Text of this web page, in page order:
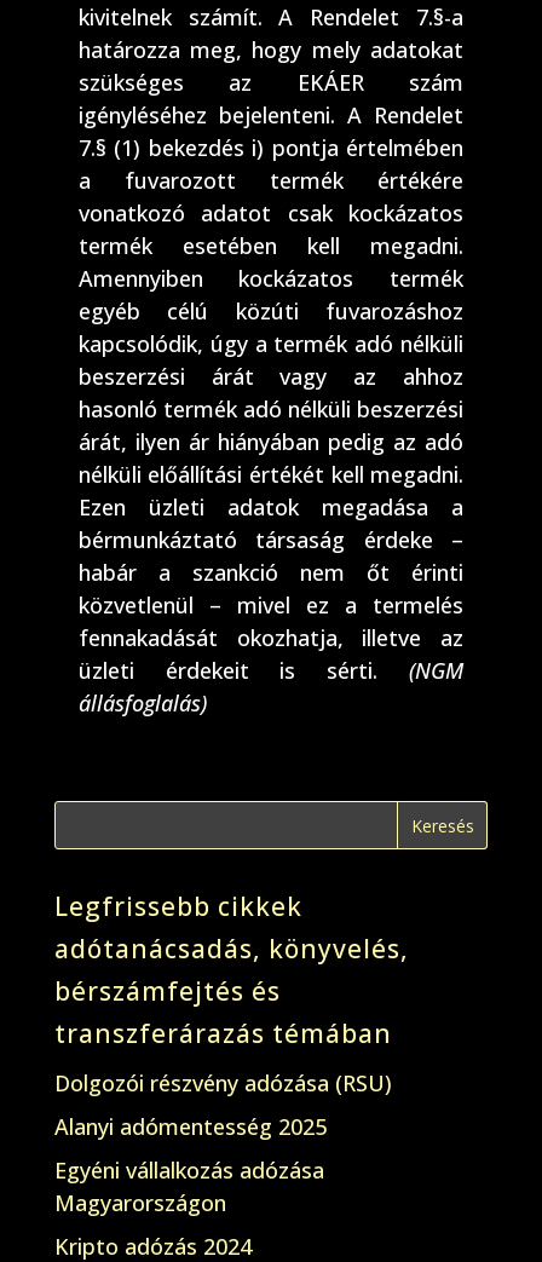
kivitelnek számít. A Rendelet 7.§-a
határozza meg, hogy mely adatokat
szükséges az EKÁER szám
igényléséhez bejelenteni. A Rendelet
7.§ (1) bekezdés i) pontja értelmében
a fuvarozott termék értékére
vonatkozó adatot csak kockázatos
termék esetében kell megadni.
Amennyiben kockázatos termék
egyéb célú közúti fuvarozáshoz
kapcsolódik, úgy a termék adó nélküli
beszerzési árát vagy az ahhoz
hasonló termék adó nélküli beszerzési
árát, ilyen ár hiányában pedig az adó
nélküli előállítási értékét kell megadni.
Ezen üzleti adatok megadása a
bérmunkáztató társaság érdeke –
habár a szankció nem őt érinti
közvetlenül – mivel ez a termelés
fennakadását okozhatja, illetve az
üzleti érdekeit is sérti.(NGM
állásfoglalás)
Legfrissebb cikkek
adótanácsadás, könyvelés,
bérszámfejtés és
transzferárazás témában
Dolgozói részvény adózása (RSU)
Alanyi adómentesség 2025
Egyéni vállalkozás adózása
Magyarországon
Kripto adózás 2024